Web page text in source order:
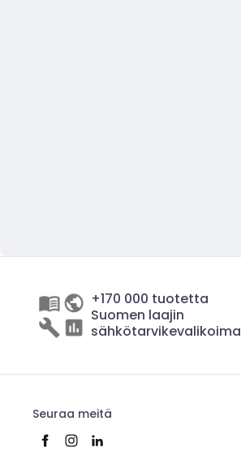
+170 000 tuotetta
Suomen laajin
sähkötarvikevalikoima
Seuraa meitä